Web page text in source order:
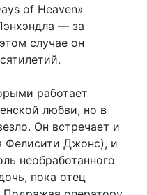
of Heaven»
— за
случае он
работает
любви, но в
Он встречает и
Фелисити Джонс), и
необработанного
пока отец